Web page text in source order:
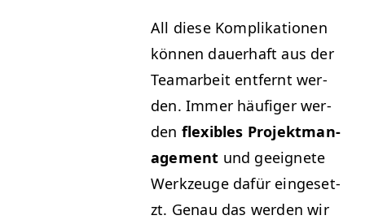
All diese Kom­p­lika­tio­nen
kön­nen dauer­haft aus der
Tea­mar­beit ent­fer­nt wer­
den. Immer häu­figer wer­
den flex­i­bles Pro­jek­t­man­
age­ment und geeignete
Werkzeuge dafür einge­set­
zt. Genau das wer­den wir